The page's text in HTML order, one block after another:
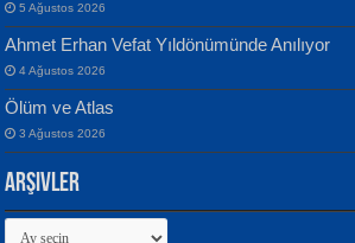
EKREM KARABABA
İsmail Aydos
İnkisar...
5 Ağustos 2026
Ahmet Erhan Vefat Yıldönümünde Anılıyor
4 Ağustos 2026
Ölüm ve Atlas
3 Ağustos 2026
Arşivler
Arşivler